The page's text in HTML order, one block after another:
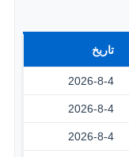
تاريخ
2026-8-4
2026-8-4
2026-8-4